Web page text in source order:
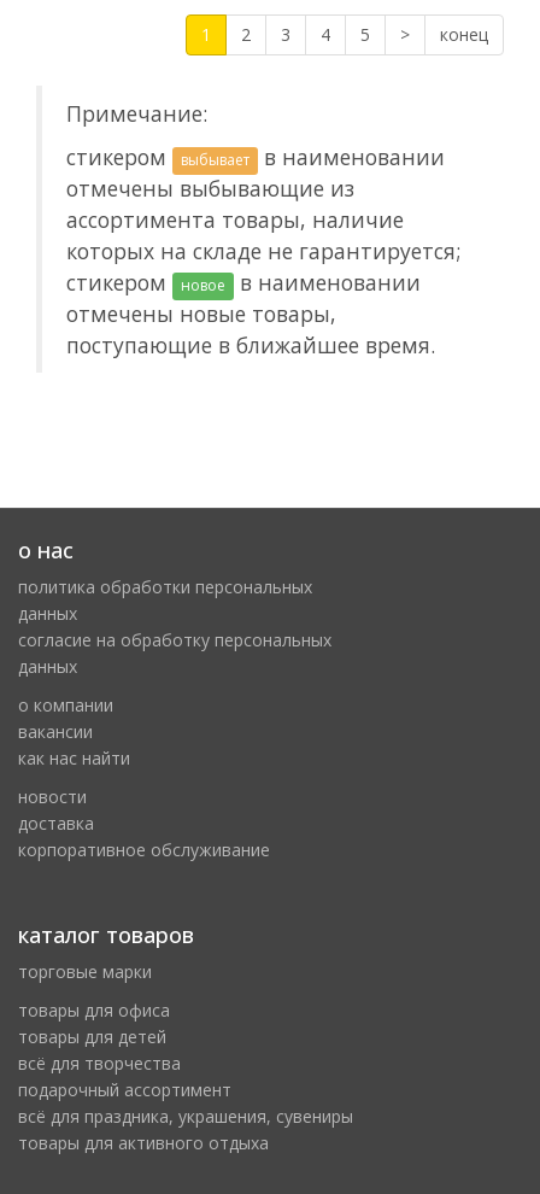
1 2 3 4 5 > конец
Примечание:
стикером
выбывает
в наименовании
отмечены выбывающие из
ассортимента товары, наличие
которых на складе не гарантируется;
стикером
новое
в наименовании
отмечены новые товары,
поступающие в ближайшее время.
о нас
политика обработки персональных
данных
cогласие на обработку персональных
данных
о компании
вакансии
как нас найти
новости
доставка
корпоративное обслуживание
каталог товаров
торговые марки
товары для офиса
товары для детей
всё для творчества
подарочный ассортимент
всё для праздника, украшения, сувениры
товары для активного отдыха